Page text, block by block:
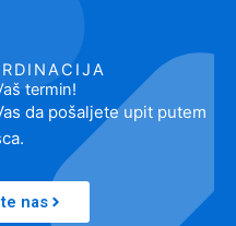
termin!
da pošaljete upit putem
nas